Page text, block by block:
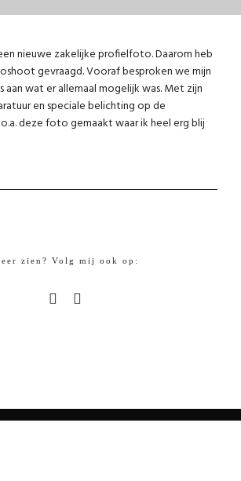
nieuwe zakelijke profielfoto. Daarom heb
gevraagd. Vooraf besproken we mijn
aan wat er allemaal mogelijk was. Met zijn
en speciale belichting op de
deze foto gemaakt waar ik heel erg blij
zien? Volg mij ook op: